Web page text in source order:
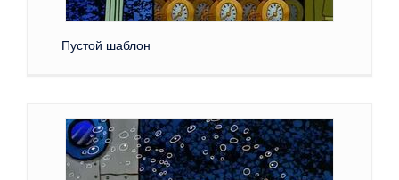
Пустой шаблон